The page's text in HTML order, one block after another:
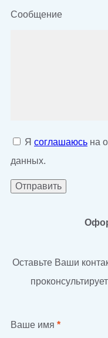
Сообщение
Я соглашаюсь на
данных.
Оставьте Ваши
Ваше имя *